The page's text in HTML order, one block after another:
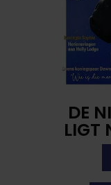
DE
LIGT